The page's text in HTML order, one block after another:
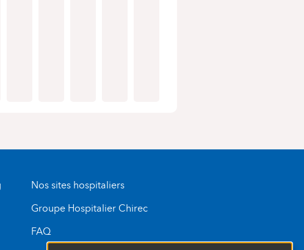
Nos sites hospitaliers
Groupe Hospitalier Chirec
FAQ